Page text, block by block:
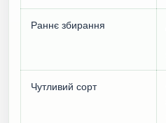
Раннє збирання
Чутливий сорт